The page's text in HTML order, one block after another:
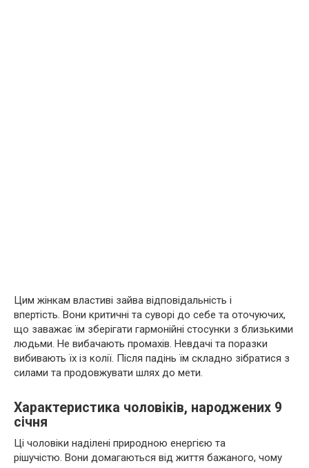
Цим жінкам властиві зайва відповідальність і
впертість. Вони критичні та суворі до себе та оточуючих,
що заважає їм зберігати гармонійні стосунки з близькими
людьми. Не вибачають промахів. Невдачі та поразки
вибивають їх із колії. Після падінь їм складно зібратися з
силами та продовжувати шлях до мети.
Характеристика чоловіків, народжених 9
січня
Ці чоловіки наділені природною енергією та
рішучістю. Вони домагаються від життя бажаного, чому